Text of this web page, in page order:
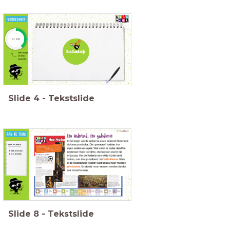
Hier kun je
de timer
aanzetten
Onafhankelijk
timer
3:00
Slide 4 - Tekstslide
Lees de alinea:
katholicisme
protestants
Slide 8 - Tekstslide